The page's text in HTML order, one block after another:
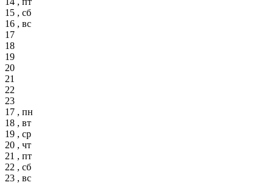
15 , сб
16 , вс
17
18
19
20
21
22
23
17 , пн
18 , вт
19 , ср
20 , чт
21 , пт
22 , сб
23 , вс